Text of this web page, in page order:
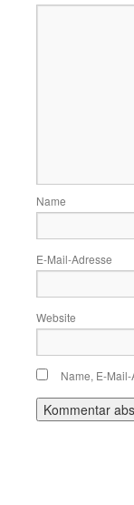
Name
E-Mail-Adresse
Website
Name, E-